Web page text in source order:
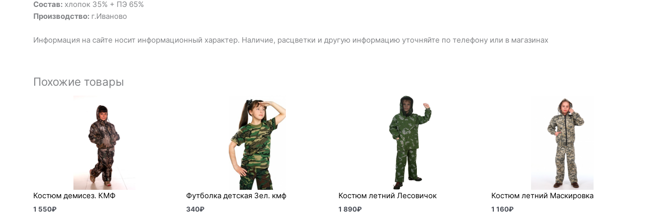
Состав: хлопок 35% + ПЭ 65%
Производство: г.Иваново
Информация на сайте носит информационный характер. Наличие, расцветки и другую информацию уточняйте по телефону или в магазинах
Похожие товары
Костюм демисез. КМФ
1 550₽
Футболка детская Зел. кмф
340₽
Костюм летний Лесовичок
1 890₽
Костюм летний Маскировка
1 160₽